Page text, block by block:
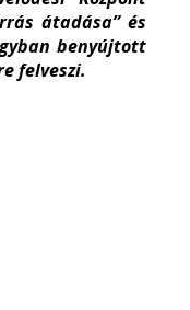
átadása” és
benyújtott
felveszi.